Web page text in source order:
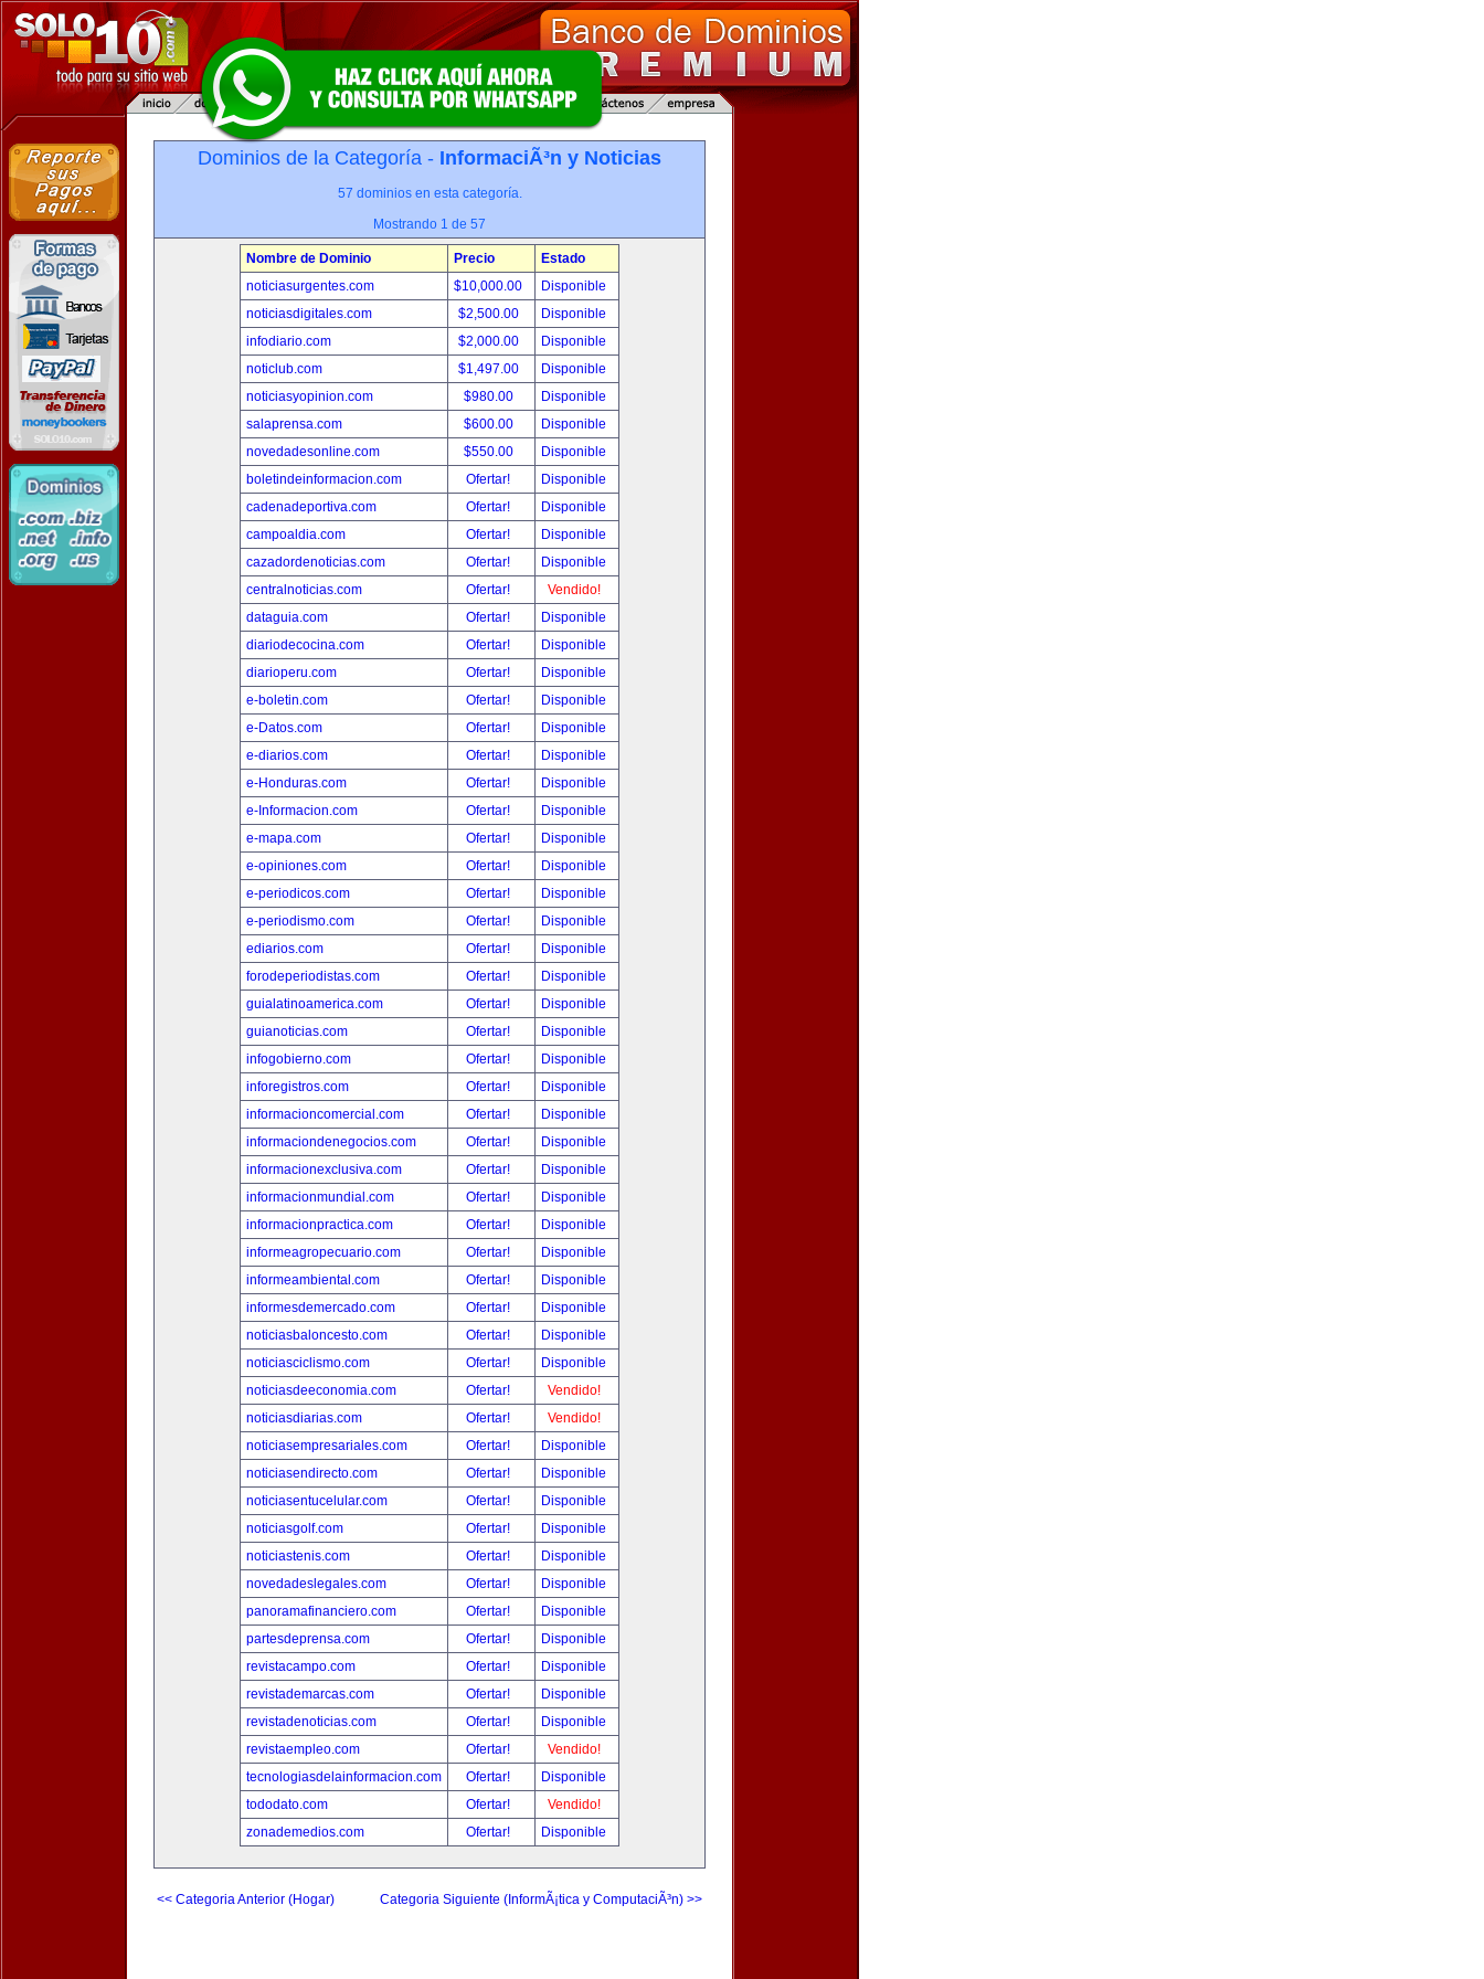
Dominios de la Categoría - InformaciÃ³n y Noticias
57 dominios en esta categoría.
Mostrando 1 de 57
Nombre de Dominio Precio
Estado
noticiasurgentes.com
$10,000.00
Disponible
noticiasdigitales.com
$2,500.00
Disponible
infodiario.com
$2,000.00
Disponible
noticlub.com
$1,497.00
Disponible
noticiasyopinion.com
$980.00
Disponible
salaprensa.com
$600.00
Disponible
novedadesonline.com
$550.00
Disponible
boletindeinformacion.com
Ofertar!
Disponible
cadenadeportiva.com
Ofertar!
Disponible
campoaldia.com
Ofertar!
Disponible
cazadordenoticias.com
Ofertar!
Disponible
centralnoticias.com
Ofertar!
Vendido!
dataguia.com
Ofertar!
Disponible
diariodecocina.com
Ofertar!
Disponible
diarioperu.com
Ofertar!
Disponible
e-boletin.com
Ofertar!
Disponible
e-Datos.com
Ofertar!
Disponible
e-diarios.com
Ofertar!
Disponible
e-Honduras.com
Ofertar!
Disponible
e-Informacion.com
Ofertar!
Disponible
e-mapa.com
Ofertar!
Disponible
e-opiniones.com
Ofertar!
Disponible
e-periodicos.com
Ofertar!
Disponible
e-periodismo.com
Ofertar!
Disponible
ediarios.com
Ofertar!
Disponible
forodeperiodistas.com
Ofertar!
Disponible
guialatinoamerica.com
Ofertar!
Disponible
guianoticias.com
Ofertar!
Disponible
infogobierno.com
Ofertar!
Disponible
inforegistros.com
Ofertar!
Disponible
informacioncomercial.com
Ofertar!
Disponible
informaciondenegocios.com
Ofertar!
Disponible
informacionexclusiva.com
Ofertar!
Disponible
informacionmundial.com
Ofertar!
Disponible
informacionpractica.com
Ofertar!
Disponible
informeagropecuario.com
Ofertar!
Disponible
informeambiental.com
Ofertar!
Disponible
informesdemercado.com
Ofertar!
Disponible
noticiasbaloncesto.com
Ofertar!
Disponible
noticiasciclismo.com
Ofertar!
Disponible
noticiasdeeconomia.com
Ofertar!
Vendido!
noticiasdiarias.com
Ofertar!
Vendido!
noticiasempresariales.com
Ofertar!
Disponible
noticiasendirecto.com
Ofertar!
Disponible
noticiasentucelular.com
Ofertar!
Disponible
noticiasgolf.com
Ofertar!
Disponible
noticiastenis.com
Ofertar!
Disponible
novedadeslegales.com
Ofertar!
Disponible
panoramafinanciero.com
Ofertar!
Disponible
partesdeprensa.com
Ofertar!
Disponible
revistacampo.com
Ofertar!
Disponible
revistademarcas.com
Ofertar!
Disponible
revistadenoticias.com
Ofertar!
Disponible
revistaempleo.com
Ofertar!
Vendido!
tecnologiasdelainformacion.com
Ofertar!
Disponible
tododato.com
Ofertar!
Vendido!
zonademedios.com
Ofertar! Disponible
<< Categoria Anterior (Hogar) Categoria Siguiente (InformÃ¡tica y ComputaciÃ³n) >>